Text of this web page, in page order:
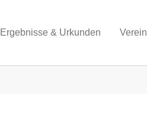
& Urkunden Verein